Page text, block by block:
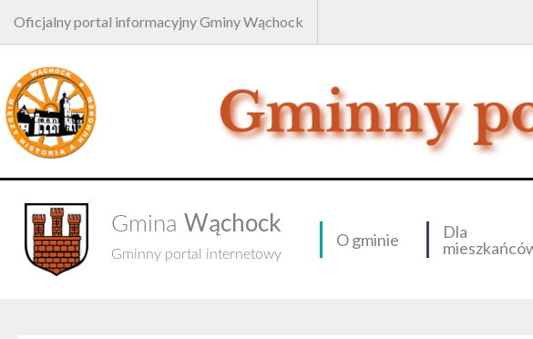
Oficjalny portal informacyjny Gminy Wąchock
Gmina Wąchock
Gminny portal internetowy
O gminie
Dla